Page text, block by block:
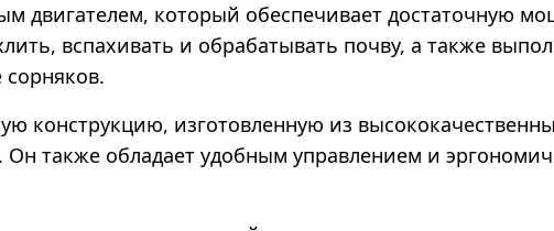
двигателем, который обеспечивает достаточную
вспахивать и обрабатывать почву, а также
конструкцию, изготовленную из
Он также обладает удобным управлением и